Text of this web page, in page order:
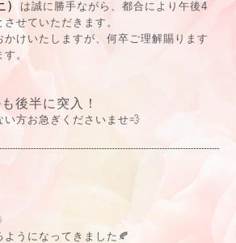
は誠に勝手ながら、都合により午後4
させていただきます。
かけいたしますが、何卒ご理解賜ります
。
後半に突入！
い方お急ぎくださいませ💨
うになってきました 🍂